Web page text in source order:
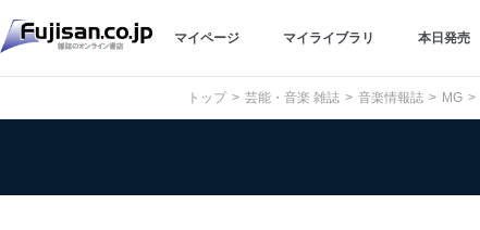
マイページ マイライブラリ 本日発売
トップ 芸能・音楽 雑誌 音楽情報誌 MG